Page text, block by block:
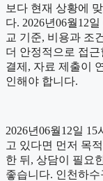
보다 현재 상황에
다. 2026년06월12
교 기준, 비용과 조
더 안정적으로 접
결제, 자료 제출이
인해야 합니다.
2026년06월12일
고 있다면 먼저 목
한 뒤, 상담이 필요
좋습니다. 인천하